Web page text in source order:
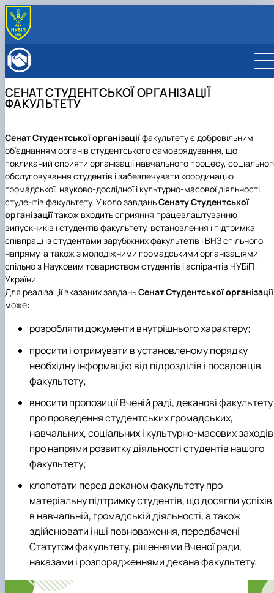
EDUCATIONAL ACTIVITIES
Bachelor's degree
Підготовка аспірантів
Науково-дослідна робота
Практичне навчання
Виховна та спортивна робота
Сенат студентської організації факультету
Стипендія
ENROLLMENT
Master's degree
PhD
Double Degree Programs
English speaking MSc Program in Management
EMPLOYERS' COUNCIL
СЕНАТ СТУДЕНТСЬКОЇ ОРГАНІЗАЦІЇ
ФАКУЛЬТЕТУ
Сенат Студентської організаціїфакультету є добровільним
об’єднанням органів студентського самоврядування, що
покликаний сприяти організації навчального процесу,
обслуговування студентів і забезпечувати координацію
громадської, науково-дослідної і культурно-масової діяльності
студентів факультету. У коло завданьСенату Студентської
організаціїтакож входить сприяння працевлаштуванню
випускників і студентів факультету, встановлення і підтримка
співпраці із студентами зарубіжних факультетів і ВНЗ спільного
напряму, а також з молодіжними громадськими організаціями
спільно з Науковим товариством студентів і аспірантів НУБіП
України.
Для реалізації вказаних завданьСенат Студентської організації
може:
розробляти документи внутрішнього характеру;
просити і отримувати в установленому порядку
необхідну інформацію від підрозділів і посадовців
факультету;
вносити пропозиції Вченій раді, деканові факультету
про проведення студентських громадських,
навчальних, соціальних і культурно-масових заходів
про напрями розвитку діяльності студентів нашого
факультету;
клопотати перед деканом факультету про
матеріальну підтримку студентів, що досягли успіхів
в навчальній, громадській діяльності, а також
здійснювати інші повноваження, передбачені
Статутом факультету, рішеннями Вченої ради,
наказами і розпорядженнями декана факультету.